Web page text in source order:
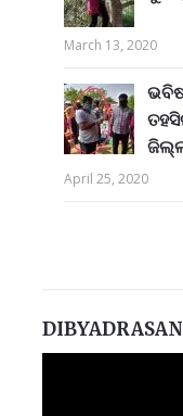
March 13, 2020
April 25, 2020